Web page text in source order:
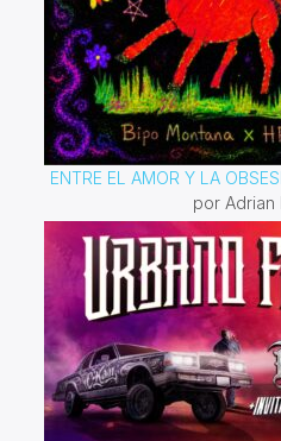
ENTRE EL AMOR Y LA
por Adrian